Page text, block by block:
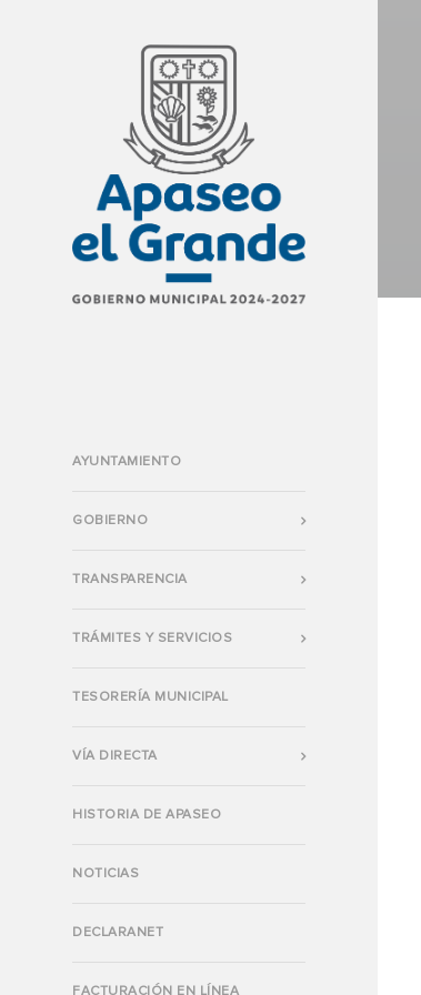
AYUNTAMIENTO
GOBIERNO
TRANSPARENCIA
TRÁMITES Y SERVICIOS
TESORERÍA MUNICIPAL
VÍA DIRECTA
HISTORIA DE APASEO
NOTICIAS
DECLARANET
FACTURACIÓN EN LÍNEA